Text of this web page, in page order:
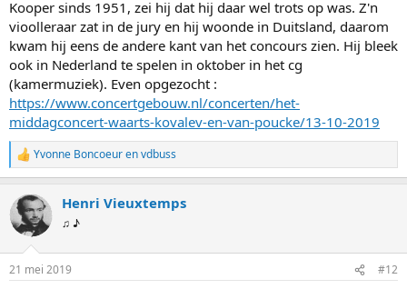
Kooper sinds 1951, zei hij dat hij daar wel trots op was. Z'n
vioolleraar zat in de jury en hij woonde in Duitsland, daarom
kwam hij eens de andere kant van het concours zien. Hij bleek
ook in Nederland te spelen in oktober in het cg
(kamermuziek). Even opgezocht :
https://www.concertgebouw.nl/concerten/het-
middagconcert-waarts-kovalev-en-van-poucke/13-10-2019
W
a
r
d
e
n
Yvonne Boncoeurenvdbuss
Henri Vieuxtemps
♫ ♪
21 mei 2019 #12